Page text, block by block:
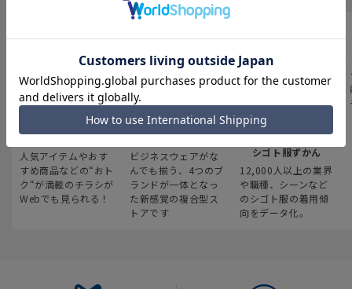
最新のお買い得情報
人気アイテムやおす
すめ商品などの“おト
ク“が満載のチラシが
Webでも見られる！
スーツスクエア
ビジネスウェアがな
んでも揃う、4つのブ
ランドが一体となっ
た新感覚の複合型ス
トアです
みんなの
シゴト服ずかん
12,000人以上の業界
や職種、シーンなど
のシゴト服の着用傾
向をデータ化。